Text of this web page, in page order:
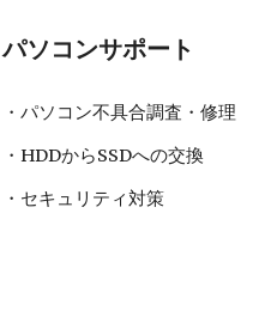
パソコンサポート
・パソコン不具合調査・修理
・HDDからSSDへの交換
・セキュリティ対策